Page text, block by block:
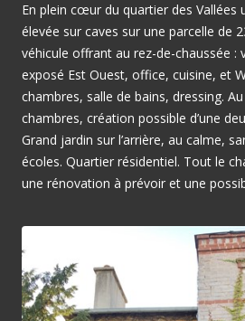
En plein cœur du quartier des Vallées
élevée sur caves sur une parcelle de
véhicule offrant au rez-de-chaussée :
exposé Est Ouest, office, cuisine, et
chambres, salle de bains, dressing.
chambres, création possible d’une
Grand jardin sur l’arrière, au calme,
écoles. Quartier résidentiel. Tout le
une rénovation à prévoir et une